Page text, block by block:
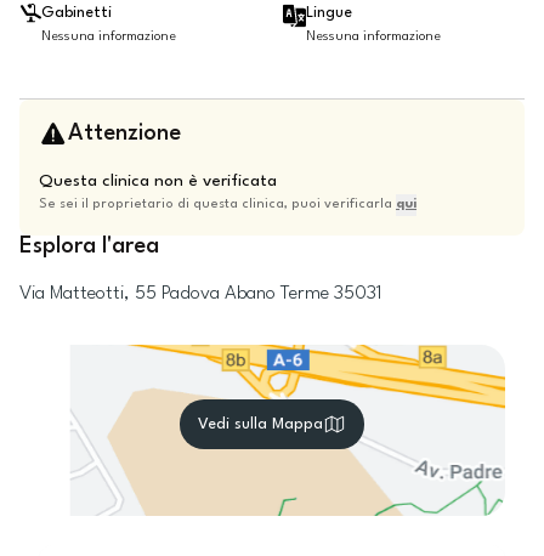
Gabinetti
Nessuna informazione
Lingue
Nessuna informazione
Attenzione
Questa clinica non è verificata
Se sei il proprietario di questa clinica, puoi verificarla qui
Esplora l'area
Via Matteotti, 55 Padova Abano Terme 35031
Vedi sulla Mappa